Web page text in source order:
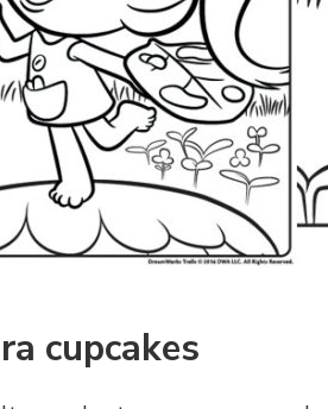
cupcakes